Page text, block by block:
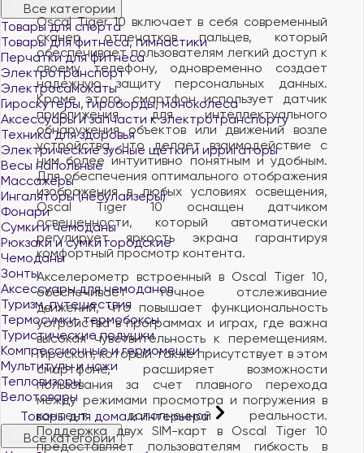
Все категории
Товары для спорта
Товары для фитнеса, гимнастики
Перчатки для фитнеса
Электротранспорт
Электросамокаты
Гироскутеры, гироборды, моноколеса
Аксессуары и запчасти к электротранспорту
Техника для здоровья
Электрические зубные щётки и ирригаторы
Весы напольные
Массажёры
Ингаляторы (небулайзеры)
Фонари
Сумки и чемоданы
Рюкзаки и сумки городские
Чемоданы
Зонты
Аксессуары для чемоданов
Туризм, путешествия
Термосумки, термобоксы
Туристические подушки
Компрессионные и гермомешки
Мультитулы и ножи
Тепловизоры
Велотовары
Товары для дома и интерьера
Все категории
Oscal Tiger 10 включает в себя современный
сканер отпечатков пальцев, который
обеспечивает пользователям легкий доступ к
своему телефону, одновременно создает
надежную защиту персональных данных.
Кроме этого, смартфон использует датчик
приближения для интеллектуального
обнаружения объектов или движений возле
устройства, что делает взаимодействие с
ним более интуитивно понятным и удобным.
Для обеспечения оптимального отображения
изображения в любых условиях освещения,
Oscal Tiger 10 оснащен датчиком
освещенности, который автоматически
регулирует яркость экрана гарантируя
комфортный просмотр контента.
Акселерометр встроенный в Oscal Tiger 10,
обеспечивает точное отслеживание
движений, что повышает функциональность
устройства в программах и играх, где важна
высокая чувствительность к перемещениям.
Гироскоп, который также присутствует в этом
смартфоне, расширяет возможности
пользования за счет плавного перехода
между режимами просмотра и погружения в
контент дополненной реальности.
Поддержка двух SIM-карт в Oscal Tiger 10
предоставляет пользователям гибкость в